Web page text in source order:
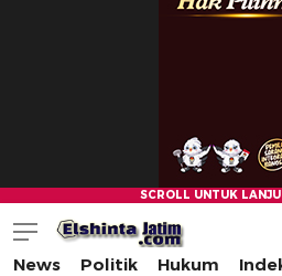
News Politik Hukum